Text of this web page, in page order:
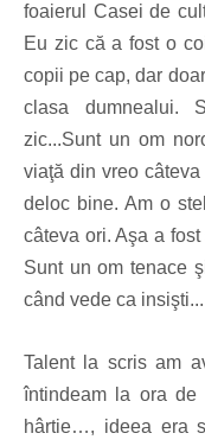
foaierul Casei de
Eu zic că a fost o
copii pe cap, dar
clasa dumnealui.
zic...Sunt un om
viaţă din vreo
deloc bine. Am o
câteva ori. Aşa a
Sunt un om tenace
când vede ca insişti...
Talent la scris am
întindeam la ora de
hârtie…, ideea era